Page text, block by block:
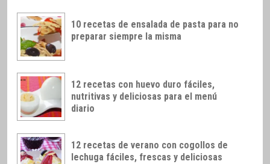
10 recetas de ensalada de pasta para no
preparar siempre la misma
12 recetas con huevo duro fáciles,
nutritivas y deliciosas para el menú
diario
12 recetas de verano con cogollos de
lechuga fáciles, frescas y deliciosas